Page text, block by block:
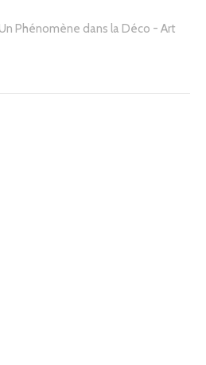
Phénomène dans la Déco - Art